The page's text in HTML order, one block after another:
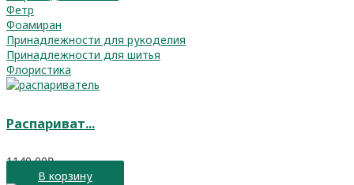
Фетр
Фоамиран
Принадлежности для рукоделия
Принадлежности для шитья
Флористика
Распариват...
1140,00₽
В корзину